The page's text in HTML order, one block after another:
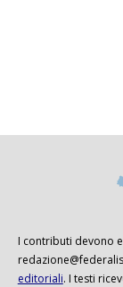
I contributi devono
editoriali. I testi